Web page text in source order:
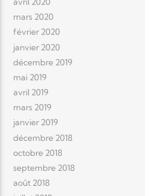
mars 2020
février 2020
janvier 2020
décembre 2019
mai 2019
avril 2019
mars 2019
janvier 2019
décembre 2018
octobre 2018
septembre 2018
août 2018